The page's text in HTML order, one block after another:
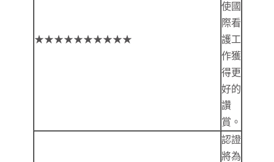
★★★★★★★★★★
使國
際看
護工
作獲
得更
好的
讚
賞。
認證
將為